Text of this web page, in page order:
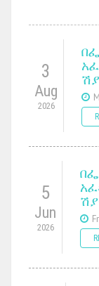
3
Aug
2026
5
Jun
2026